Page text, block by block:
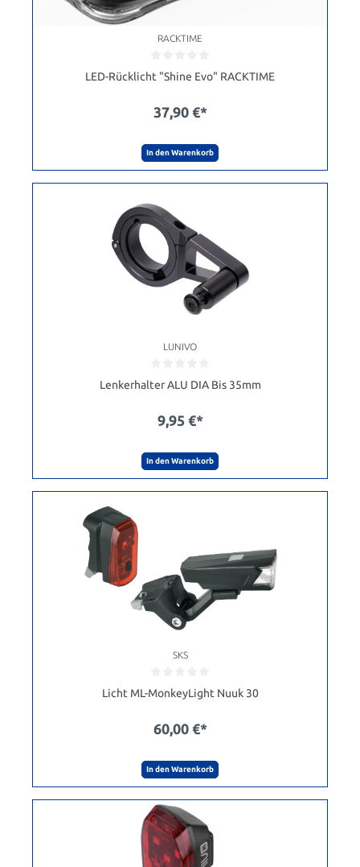
RACKTIME
LED-Rücklicht "Shine Evo" RACKTIME
37,90 €*
In den Warenkorb
LUNIVO
Lenkerhalter ALU DIA Bis 35mm
9,95 €*
In den Warenkorb
SKS
Licht ML-MonkeyLight Nuuk 30
60,00 €*
In den Warenkorb